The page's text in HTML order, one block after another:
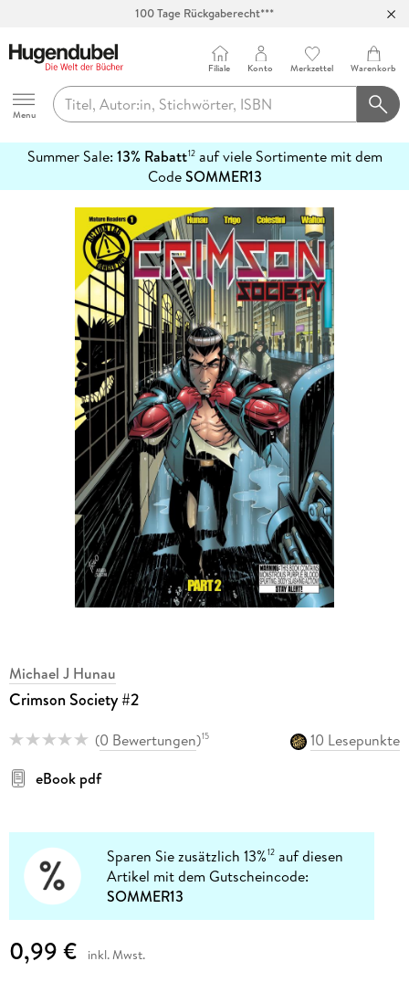
100 Tage Rückgaberecht***
Hugendubel
Menu
Filiale Konto Merkzettel Warenkorb
Summer Sale: 13% Rabatt12auf viele Sortimente mit dem
CodeSOMMER13
erfahren
Michael J Hunau
Crimson Society #2
(0 Bewertungen)15
10 Lesepunkte
eBook pdf
Sparen Sie zusätzlich 13%12 auf diesen
Artikel mit dem Gutscheincode:
SOMMER13
0,99 € inkl. Mwst.